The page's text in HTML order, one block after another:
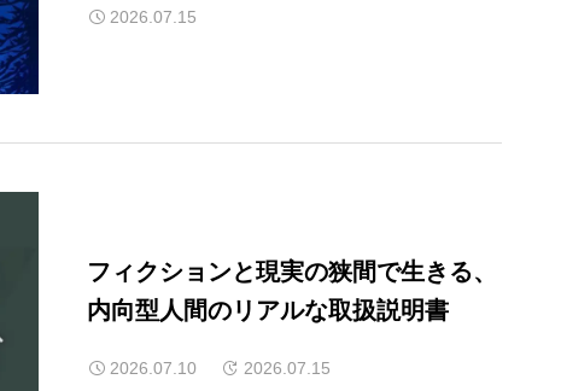
2026.07.15
フィクションと現実の狭間で生きる、
内向型人間のリアルな取扱説明書
2026.07.10 2026.07.15